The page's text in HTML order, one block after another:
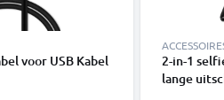
voor USB Kabel
2-in-1
lange